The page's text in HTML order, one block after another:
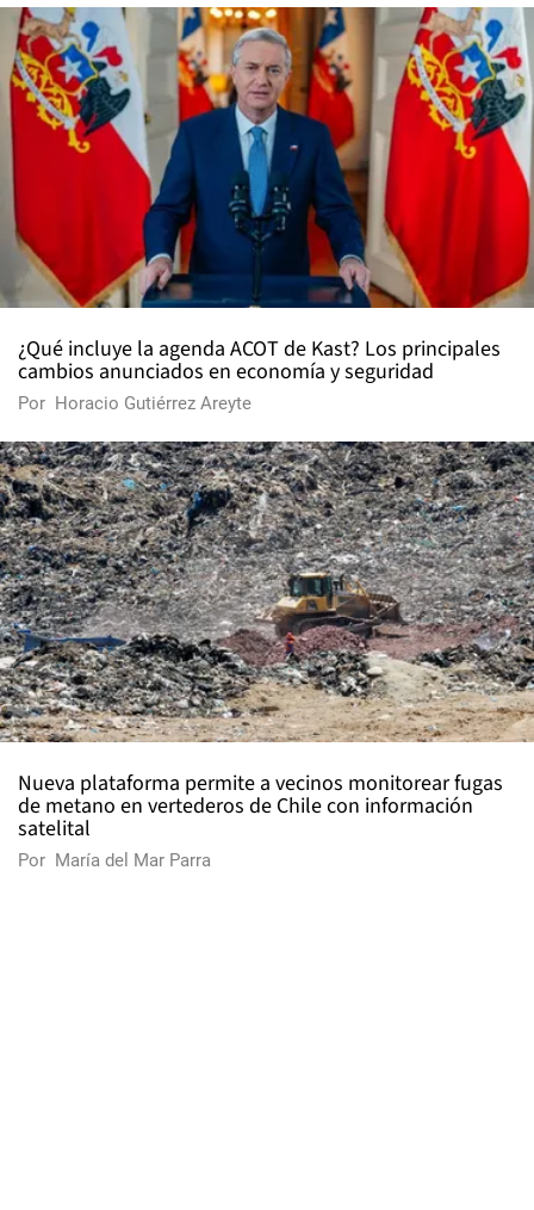
¿Qué incluye la agenda ACOT de Kast? Los principales
cambios anunciados en economía y seguridad
Por Horacio Gutiérrez Areyte
Nueva plataforma permite a vecinos monitorear fugas
de metano en vertederos de Chile con información
satelital
Por María del Mar Parra